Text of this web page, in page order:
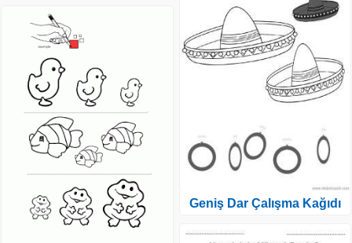
Geniş Dar Çalışma Kağıdı